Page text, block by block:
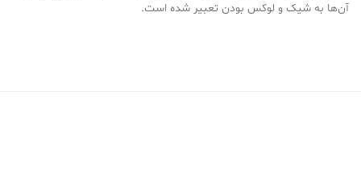
آن‌ها به شیک و لوکس بودن تعبیر شده است.